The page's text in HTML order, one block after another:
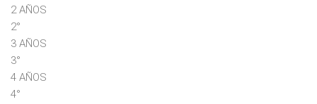
2 AÑOS
2°
3 AÑOS
3°
4 AÑOS
4°